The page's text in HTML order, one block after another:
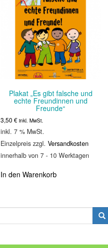
Plakat „Es gibt falsche und
echte Freundinnen und
Freunde“
3,50€ inkl. MwSt.
inkl. 7 % MwSt.
Einzelpreis zzgl.Versandkosten
innerhalb von 7 - 10 Werktagen
In den Warenkorb